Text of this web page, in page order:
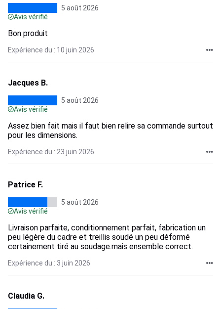
5 août 2026
Avis vérifié
Bon produit
Expérience du : 10 juin 2026
Jacques B.
5 août 2026
Avis vérifié
Assez bien fait mais il faut bien relire sa commande surtout
pour les dimensions.
Expérience du : 23 juin 2026
Patrice F.
5 août 2026
Avis vérifié
Livraison parfaite, conditionnement parfait, fabrication un
peu légère du cadre et treillis soudé un peu déformé
certainement tiré au soudage.mais ensemble correct.
Expérience du : 3 juin 2026
Claudia G.